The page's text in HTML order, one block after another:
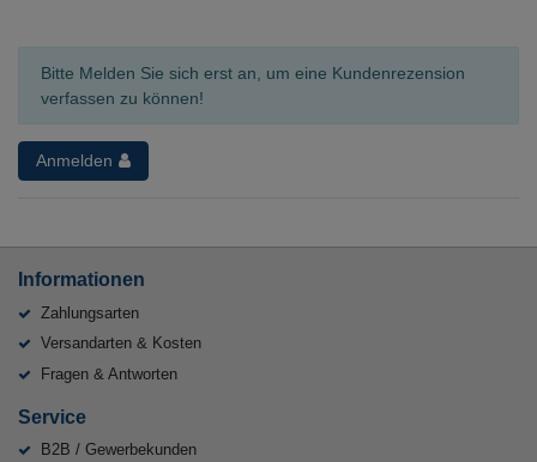
Bitte Melden Sie sich erst an, um eine Kundenrezension
verfassen zu können!
Anmelden
Informationen
Zahlungsarten
Versandarten & Kosten
Fragen & Antworten
Service
B2B / Gewerbekunden